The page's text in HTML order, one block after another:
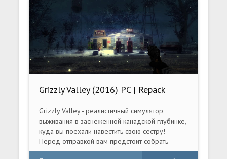
Grizzly Valley (2016) PC | Repack
Grizzly Valley - реалистичный симулятор
выживания в заснеженной канадской глубинке,
куда вы поехали навестить свою сестру!
Перед отправкой вам предстоит собрать
необходимые для путешествия вещи, от